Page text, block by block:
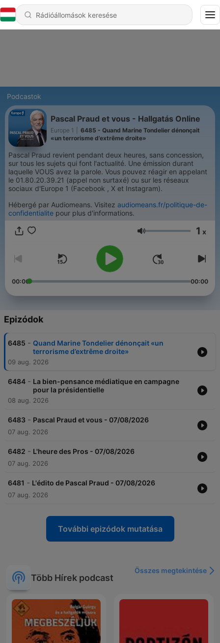
Podcastok
Pascal Praud et vous - Hallgatás Online
Europe 1
6485 - Quand Marine Tondelier dénonçait
«un terrorisme d’extrême droite»
Pascal Praud revient pendant deux heures, sans concession,
sur tous les sujets qui font l'actualité. Une émission durant
laquelle VOUS avez la parole. Vous pouvez réagir en appelant
le 01.80.20.39.21 (appel non surtaxé) ou sur les réseaux
sociaux d'Europe 1 (Facebook , X et Instagram).
Hébergé par Audiomeans. Visitez audiomeans.fr/politique-de-
confidentialite pour plus d'informations.
Hangerő 1 x
00:00 00:00
Epizódok
6485 - Quand Marine Tondelier dénonçait «un
terrorisme d’extrême droite»
09 aug. 2026
6484 - La bien-pensance médiatique en campagne
pour la présidentielle
08 aug. 2026
6483 - Pascal Praud et vous - 07/08/2026
07 aug. 2026
6482 - L'heure des Pros - 07/08/2026
07 aug. 2026
6481 - L'édito de Pascal Praud - 07/08/2026
07 aug. 2026
További epizódok mutatása
Több Hírek podcast
Összes megtekintése